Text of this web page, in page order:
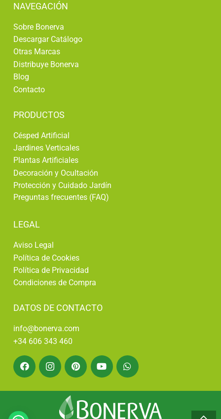
NAVEGACIÓN
Sobre Bonerva
Descargar Catálogo
Otras Marcas
Distribuye Bonerva
Blog
Contacto
PRODUCTOS
Césped Artificial
Jardines Verticales
Plantas Artificiales
Decoración y Ocultación
Protección y Cuidado Jardín
Preguntas frecuentes (FAQ)
LEGAL
Aviso Legal
Política de Cookies
Política de Privacidad
Condiciones de Compra
DATOS DE CONTACTO
info@bonerva.com
+34 606 343 460